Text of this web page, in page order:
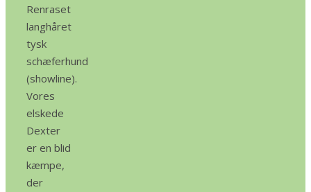
Renraset
langhåret
tysk
schæferhund
(showline).
Vores
elskede
Dexter
er en blid
kæmpe,
der